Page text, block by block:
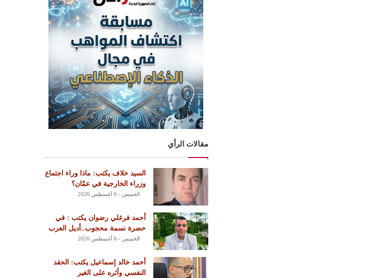
مقالات الرأي
السيد خلاف يكتب: ماذا وراء اجتماع
وزراء الخارجية في عمّان؟
الخميس - 6 أغسطس 2026
أحمد فرغلي رضوان يكتب : في
حضرة نسمة محجوب..أديل العرب
الخميس - 6 أغسطس 2026
أحمد خالد إسماعيل يكتب: الحقد
النفسي وأثره على الغير